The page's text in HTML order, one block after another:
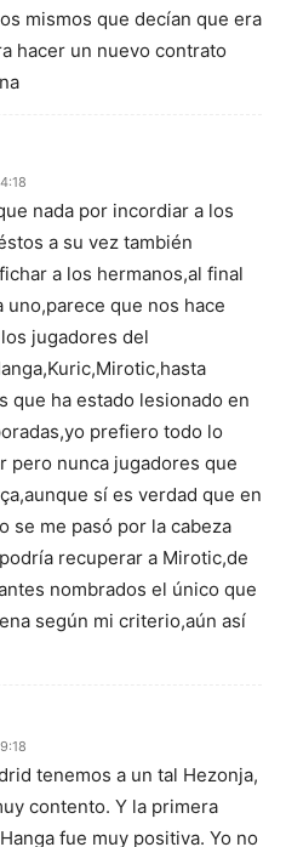
mismos que decían que era
hacer un nuevo contrato
nada por incordiar a los
a su vez también
a los hermanos,al final
uno,parece que nos hace
jugadores del
que ha estado lesionado en
prefiero todo lo
pero nunca jugadores que
sí es verdad que en
se me pasó por la cabeza
recuperar a Mirotic,de
nombrados el único que
según mi criterio,aún así
tenemos a un tal Hezonja,
contento. Y la primera
fue muy positiva. Yo no